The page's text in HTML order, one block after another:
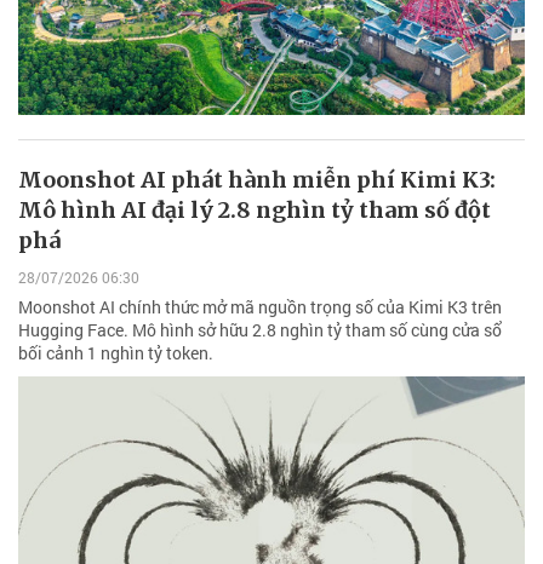
Moonshot AI phát hành miễn phí Kimi K3:
Mô hình AI đại lý 2.8 nghìn tỷ tham số đột
phá
28/07/2026 06:30
Moonshot AI chính thức mở mã nguồn trọng số của Kimi K3 trên
Hugging Face. Mô hình sở hữu 2.8 nghìn tỷ tham số cùng cửa sổ
bối cảnh 1 nghìn tỷ token.